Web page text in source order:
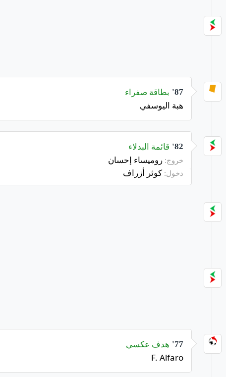
87' بطاقة صفراء
هبة اليوسفي
82' قائمة البدلاء
خروج: روميساء إحسان
دخول: كوثر أزراف
77'
هدف عكسي
F. Alfaro